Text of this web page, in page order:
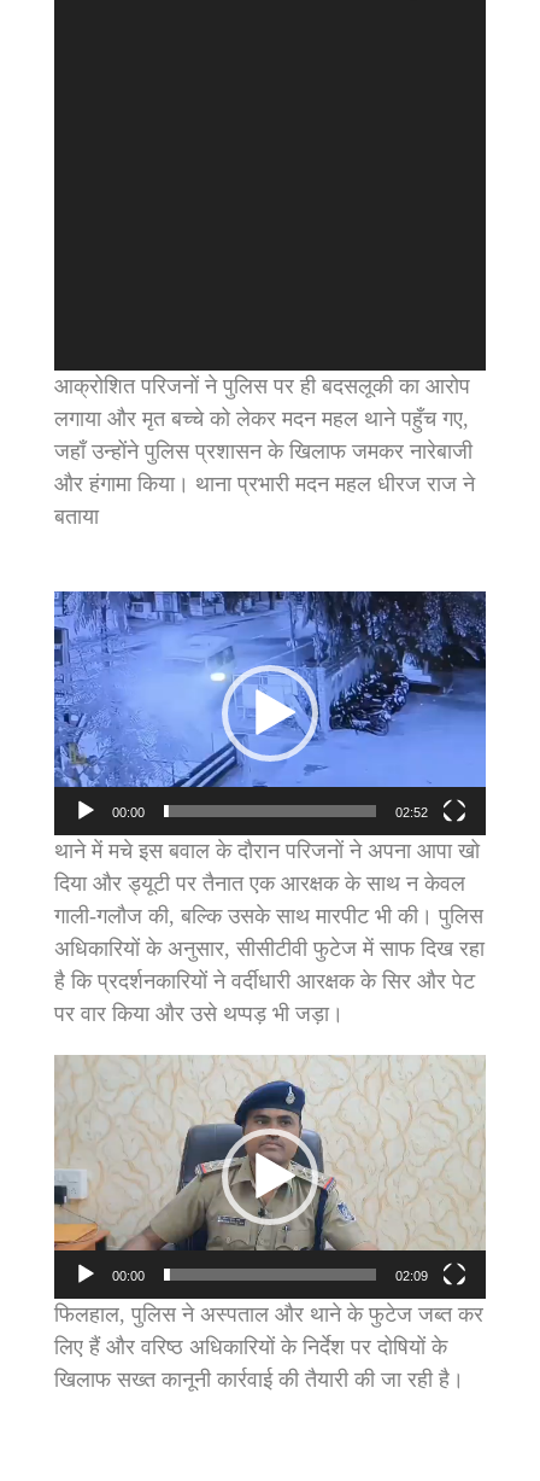
आक्रोशित परिजनों ने पुलिस पर ही बदसलूकी का आरोप
लगाया और मृत बच्चे को लेकर मदन महल थाने पहुँच गए,
जहाँ उन्होंने पुलिस प्रशासन के खिलाफ जमकर नारेबाजी
और हंगामा किया। थाना प्रभारी मदन महल धीरज राज ने
बताया
Video
Player
00:00 02:52
थाने में मचे इस बवाल के दौरान परिजनों ने अपना आपा खो
दिया और ड्यूटी पर तैनात एक आरक्षक के साथ न केवल
गाली-गलौज की, बल्कि उसके साथ मारपीट भी की। पुलिस
अधिकारियों के अनुसार, सीसीटीवी फुटेज में साफ दिख रहा
है कि प्रदर्शनकारियों ने वर्दीधारी आरक्षक के सिर और पेट
पर वार किया और उसे थप्पड़ भी जड़ा।
Video
Player
00:00 02:09
फिलहाल, पुलिस ने अस्पताल और थाने के फुटेज जब्त कर
लिए हैं और वरिष्ठ अधिकारियों के निर्देश पर दोषियों के
खिलाफ सख्त कानूनी कार्रवाई की तैयारी की जा रही है।